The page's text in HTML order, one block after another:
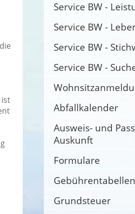
ist
Service BW -
Service BW -
Service BW -
Service BW -
Abfallkalender
Ausweis- und
Auskunft
Formulare
Gebührentabellen
Grundsteuer